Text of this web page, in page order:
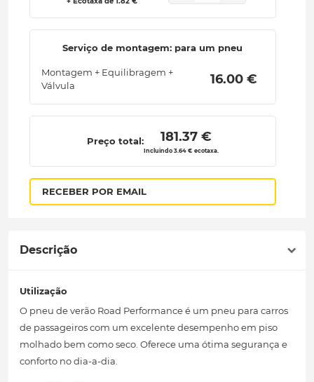
Serviço de montagem: para um pneu
Montagem + Equilibragem +
Válvula
16.00 €
Preço total: 181.37 €
Incluindo 3.64 € ecotaxa.
RECEBER POR EMAIL
Descrição
Utilização
O pneu de verão Road Performance é um pneu para carros
de passageiros com um excelente desempenho em piso
molhado bem como seco. Oferece uma ótima segurança e
conforto no dia-a-dia.